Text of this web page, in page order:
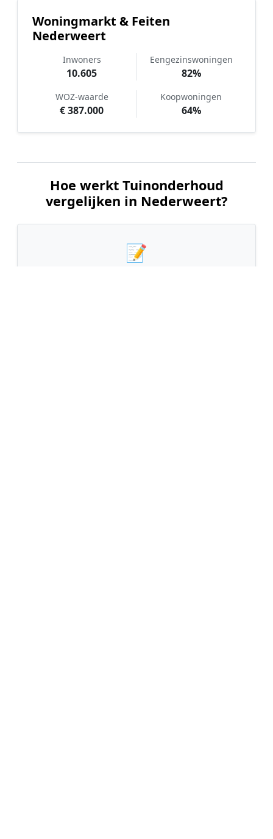
Woningmarkt & Feiten
Nederweert
Inwoners
10.605
Eengezinswoningen
82%
WOZ-waarde
€ 387.000
Koopwoningen
64%
Hoe werkt Tuinonderhoud
vergelijken in Nederweert?
📝